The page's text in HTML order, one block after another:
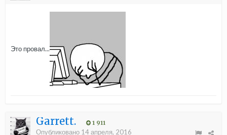
Это провал...
Garrett. 1 911
Опубликовано 14 апреля, 2016